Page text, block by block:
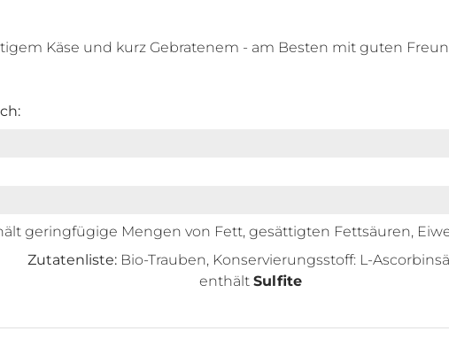
Käse und kurz Gebratenem - am Besten mit guten
geringfügige Mengen von Fett, gesättigten Fettsäuren,
Zutatenliste: Bio-Trauben, Konservierungsstoff: L-
enthält Sulfite